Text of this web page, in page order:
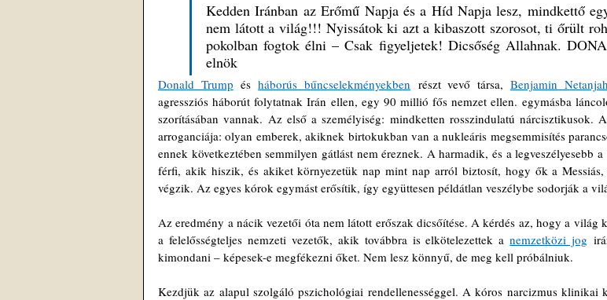
Kedden Iránban az Erőmű Napja és a Híd Napja lesz, mindkettő
nem látott a világ!!! Nyissátok ki azt a kibaszott szorosot, ti őrült
pokolban fogtok élni – Csak figyeljetek! Dicsőség Allahnak.
elnök
Donald Trump és háborús bűncselekményekben részt vevő társa, Benjamin
agressziós háborút folytatnak Irán ellen, egy 90 millió fős nemzet ellen. egymásba
szorításában vannak. Az első a személyiség: mindketten rosszindulatú nárcisztikusok.
arroganciája: olyan emberek, akiknek birtokukban van a nukleáris megsemmisítés
ennek következtében semmilyen gátlást nem éreznek. A harmadik, és a legveszélyesebb
férfi, akik hiszik, és akiket környezetük nap mint nap arról biztosít, hogy ők a
végzik. Az egyes kórok egymást erősítik, így együttesen példátlan veszélybe sodorják a
Az eredmény a nácik vezetői óta nem látott erőszak dicsőítése. A kérdés az, hogy a világ
a felelősségteljes nemzeti vezetők, akik továbbra is elkötelezettek a nemzetközi jog
kimondani – képesek-e megfékezni őket. Nem lesz könnyű, de meg kell próbálniuk.